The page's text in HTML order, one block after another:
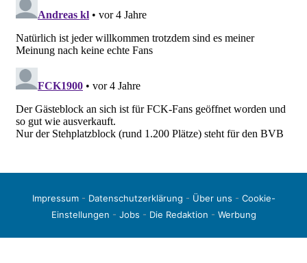
Impressum- Datenschutzerklärung - Über uns - Cookie-
Einstellungen - Jobs - Die Redaktion - Werbung